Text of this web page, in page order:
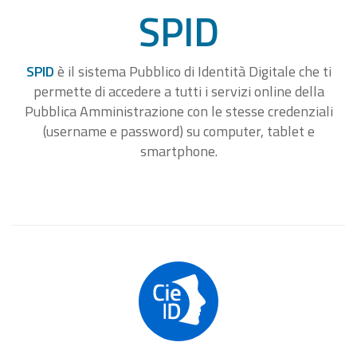
SPID
SPIDè il sistema Pubblico di Identità Digitale che ti
permette di accedere a tutti i servizi online della
Pubblica Amministrazione con le stesse credenziali
(username e password) su computer, tablet e
smartphone.